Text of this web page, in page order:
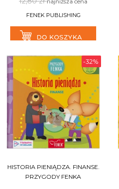
FENEK PUBLISHING
DO KOSZYKA
-32%
HISTORIA PIENIĄDZA. FINANSE.
PRZYGODY FENKA